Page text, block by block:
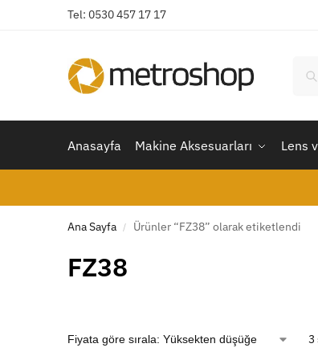
Tel: 0530 457 17 17
Anasayfa Makine Aksesuarları Lens
Ana Sayfa / Ürünler “FZ38” olarak etiketlendi
FZ38
3